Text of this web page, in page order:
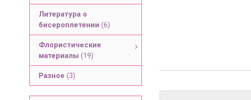
Литература о
бисероплетении (6)
Флористические
материалы (19)
Разное (3)